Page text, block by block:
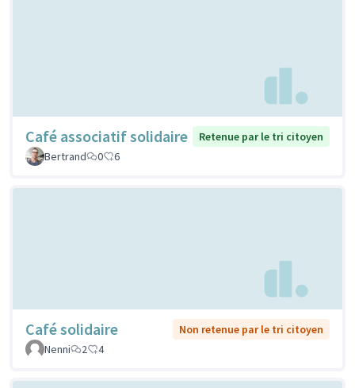
Café associatif solidaire
Retenue par le tri citoyen
Bertrand
0 6
Café solidaire
Non retenue par le tri citoyen
Nenni
2 4